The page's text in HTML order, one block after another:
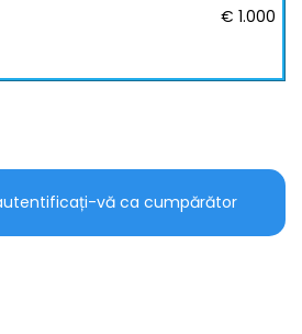
€ 1.000
vă ca cumpărător